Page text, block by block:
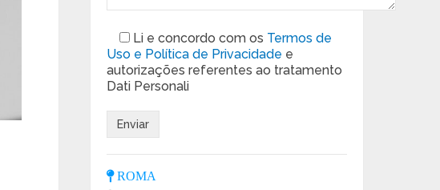
Li e concordo com os Termos de
Uso e Política de Privacidade e
autorizações referentes ao tratamento
Dati Personali
ROMA